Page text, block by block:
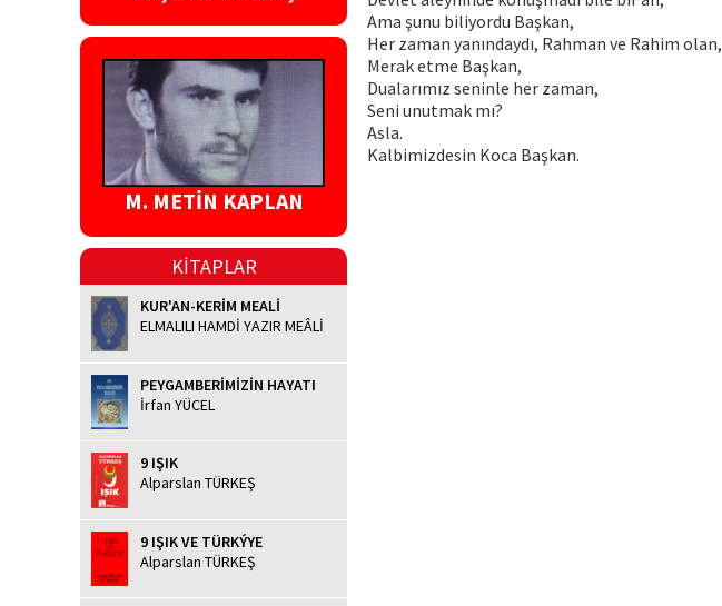
M. METİN KAPLAN
KİTAPLAR
KUR'AN-KERİM MEALİ
ELMALILI HAMDİ YAZIR MEÂLİ
PEYGAMBERİMİZİN HAYATI
İrfan YÜCEL
9 IŞIK
Alparslan TÜRKEŞ
9 IŞIK VE TÜRKÝYE
Alparslan TÜRKEŞ
Ama şunu biliyordu Başkan,
Her zaman yanındaydı, Rahman ve Rahim olan,
Merak etme Başkan,
Dualarımız seninle her zaman,
Seni unutmak mı?
Asla.
Kalbimizdesin Koca Başkan.